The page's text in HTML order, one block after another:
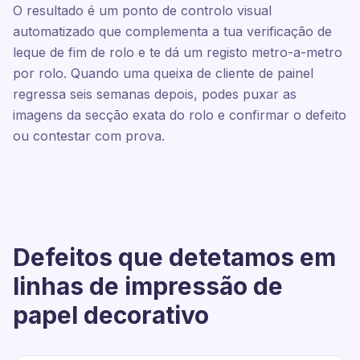
O resultado é um ponto de controlo visual
automatizado que complementa a tua verificação de
leque de fim de rolo e te dá um registo metro-a-metro
por rolo. Quando uma queixa de cliente de painel
regressa seis semanas depois, podes puxar as
imagens da secção exata do rolo e confirmar o defeito
ou contestar com prova.
Defeitos que detetamos em
linhas de impressão de
papel decorativo